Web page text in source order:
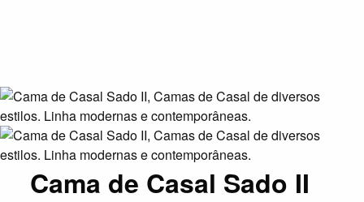
Cama de Casal Sado II